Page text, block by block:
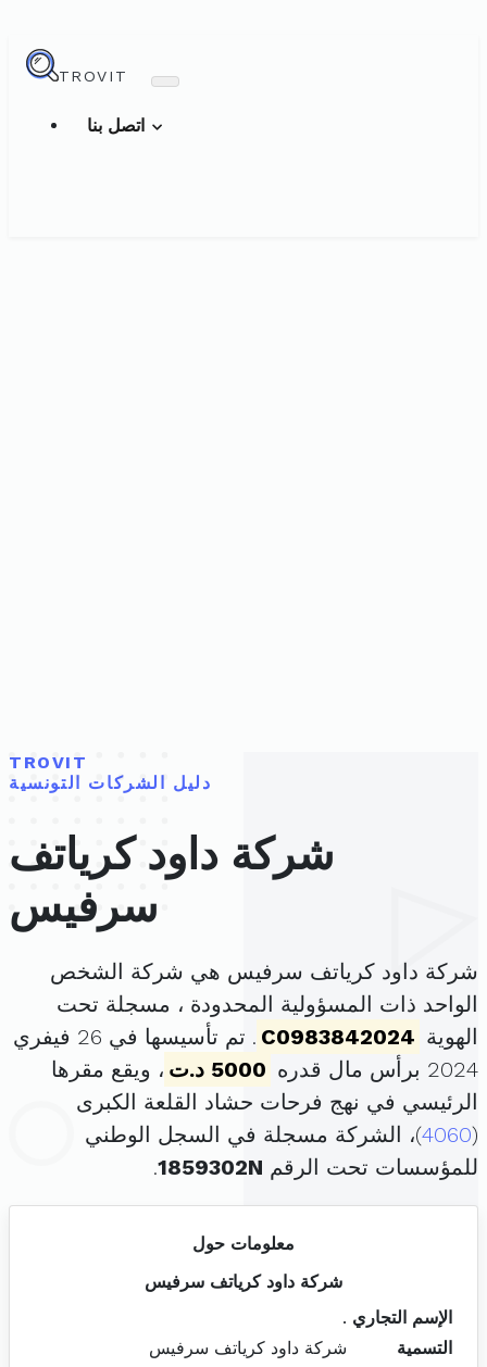
TROVIT
TROVIT
دليل الشركات التونسية
شركة داود كرياتف
سرفيس
شركة داود كرياتف سرفيس هي شركة الشخص
الواحد ذات المسؤولية المحدودة ، مسجلة تحت
الهوية C0983842024
. تم تأسيسها في 26 فيفري
2024 برأس مال قدره
5000 د.ت
، ويقع مقرها
الرئيسي في نهج فرحات حشاد القلعة الكبرى
(
4060)، الشركة مسجلة في السجل الوطني
للمؤسسات تحت الرقم 1859302N
.
معلومات حول
شركة داود كرياتف سرفيس
الإسم التجاري .
التسمية
شركة داود كرياتف سرفيس